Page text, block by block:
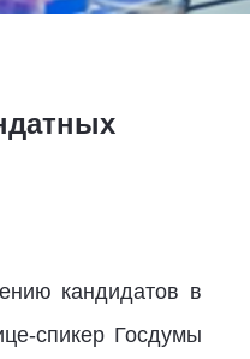
кандидатов в
спикер Госдумы